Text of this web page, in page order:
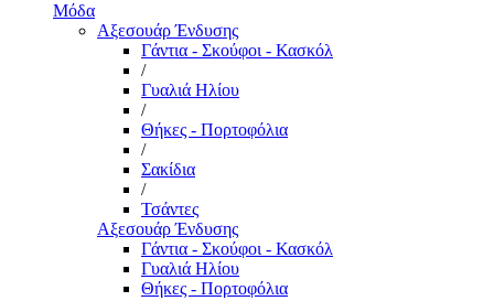
Μόδα
Αξεσουάρ Ένδυσης
Γάντια - Σκούφοι - Κασκόλ
/
Γυαλιά Ηλίου
/
Θήκες - Πορτοφόλια
/
Σακίδια
/
Τσάντες
Αξεσουάρ Ένδυσης
Γάντια - Σκούφοι - Κασκόλ
Γυαλιά Ηλίου
Θήκες - Πορτοφόλια